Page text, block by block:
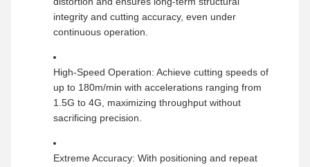
integrity and cutting accuracy, even under
continuous operation.
High-Speed Operation: Achieve cutting speeds of
up to 180m/min with accelerations ranging from
1.5G to 4G, maximizing throughput without
sacrificing precision.
Extreme Accuracy: With positioning and repeat